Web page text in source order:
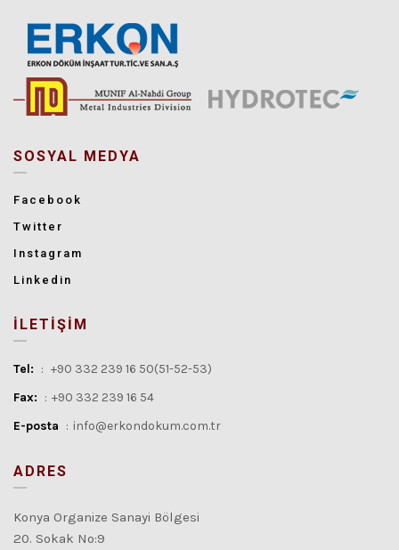
SOSYAL MEDYA
Facebook
Twitter
Instagram
Linkedin
İLETİŞİM
Tel: : +90 332 239 16 50(51-52-53)
Fax: : +90 332 239 16 54
E-posta : info@erkondokum.com.tr
ADRES
Konya Organize Sanayi Bölgesi
20. Sokak No:9